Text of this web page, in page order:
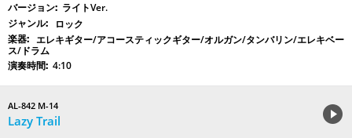
ライトVer.
ロック
エレキギター/アコースティックギター/オルガン/タンバリン/エレキベー
ス/ドラム
4:10
AL-842 M-14
Lazy Trail